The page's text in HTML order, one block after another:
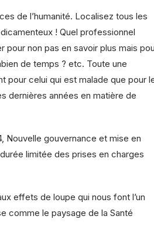
de l’humanité. Localisez tous les
! Quel professionnel
non pas en savoir plus mais
de temps ? etc. Toute une
pour celui qui est malade que pour
dernières années en matière de
Nouvelle gouvernance et mise en
limitée des prises en charges
effets de loupe qui nous font l’un
comme le paysage de la Santé